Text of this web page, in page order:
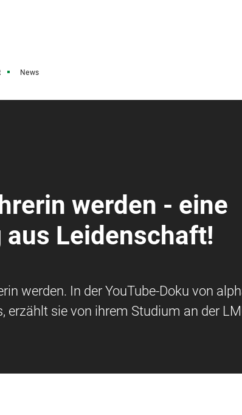
News
werden - eine
Leidenschaft!
werden. In der YouTube-Doku von
erzählt sie von ihrem Studium an der